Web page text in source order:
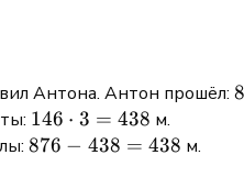
Антона. Антон прошёл:
146
\cdot
146 ⋅ 3 = 438 м.
876
876 − 438 = 438 м.